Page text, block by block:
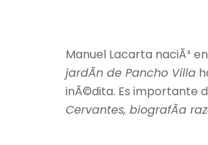
Manuel Lacarta naciÃ³
jardÃ­n de Pancho Villa
inÃ©dita. Es importante
Cervantes, biografÃ­a